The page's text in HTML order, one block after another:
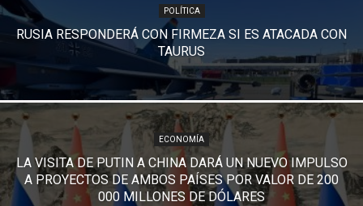
POLÍTICA
RUSIA RESPONDERÁ CON FIRMEZA SI ES ATACADA CON
TAURUS
ECONOMÍA
LA VISITA DE PUTIN A CHINA DARÁ UN NUEVO IMPULSO
A PROYECTOS DE AMBOS PAÍSES POR VALOR DE 200
000 MILLONES DE DÓLARES